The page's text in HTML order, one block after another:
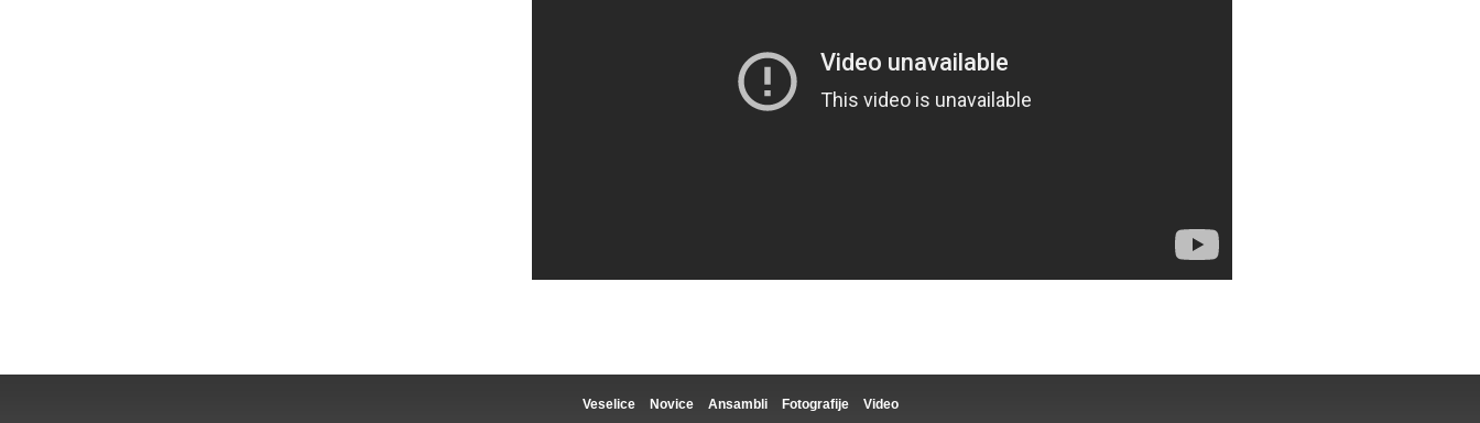
Veselice Novice Ansambli Fotografije Video